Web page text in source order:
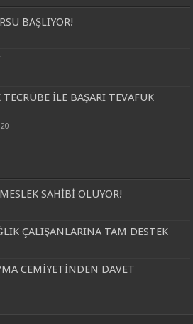
BAŞLIYOR!
İLE BAŞARI TEVAFUK
SAHİBİ OLUYOR!
ÇALIŞANLARINA TAM DESTEK
CEMİYETİNDEN DAVET